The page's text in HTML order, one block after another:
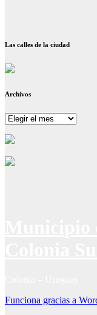
Las calles de la ciudad
Archivos
Archivos
Funciona gracias a